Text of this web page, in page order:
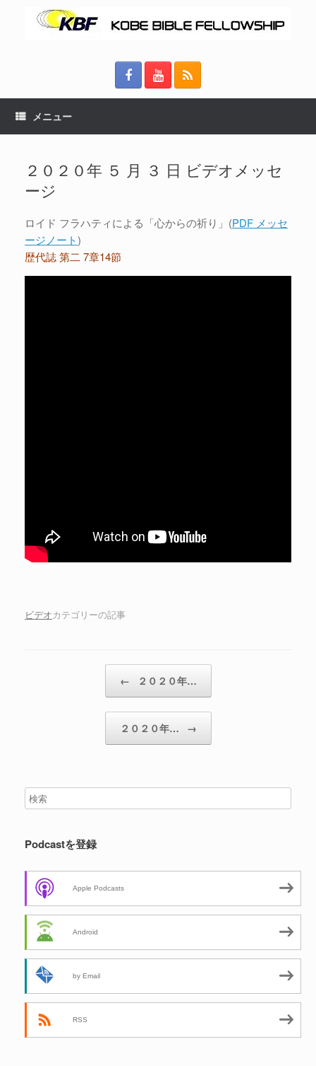
メニュー
２０２０年 ５ 月 ３ 日 ビデオメッセ
ージ
ロイド フラハティによる「心からの祈り」(PDF メッセ
ージノート)
歴代誌 第二 7章14節
ビデオカテゴリーの記事
← ２０２０年…
２０２０年… →
Podcastを登録
Apple Podcasts
Android
by Email
RSS